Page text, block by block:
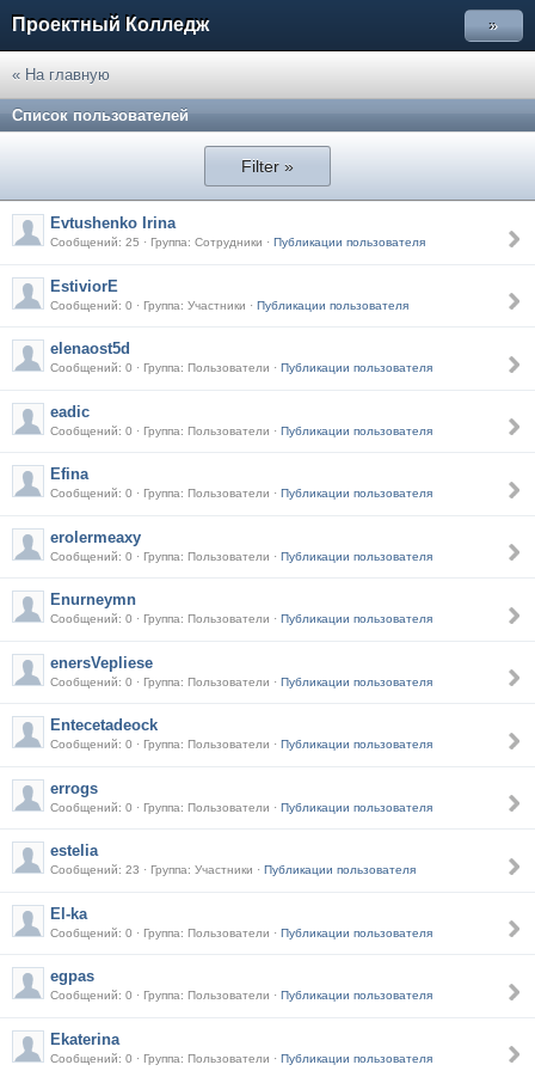
Проектный Колледж »
« На главную
Список пользователей
Filter »
Evtushenko Irina
Сообщений: 25 · Группа: Сотрудники · Публикации пользователя
EstiviorE
Сообщений: 0 · Группа: Участники · Публикации пользователя
elenaost5d
Сообщений: 0 · Группа: Пользователи · Публикации пользователя
eadic
Сообщений: 0 · Группа: Пользователи · Публикации пользователя
Efina
Сообщений: 0 · Группа: Пользователи · Публикации пользователя
erolermeaxy
Сообщений: 0 · Группа: Пользователи · Публикации пользователя
Enurneymn
Сообщений: 0 · Группа: Пользователи · Публикации пользователя
enersVepliese
Сообщений: 0 · Группа: Пользователи · Публикации пользователя
Entecetadeock
Сообщений: 0 · Группа: Пользователи · Публикации пользователя
errogs
Сообщений: 0 · Группа: Пользователи · Публикации пользователя
estelia
Сообщений: 23 · Группа: Участники · Публикации пользователя
El-ka
Сообщений: 0 · Группа: Пользователи · Публикации пользователя
egpas
Сообщений: 0 · Группа: Пользователи · Публикации пользователя
Ekaterina
Сообщений: 0 · Группа: Пользователи · Публикации пользователя